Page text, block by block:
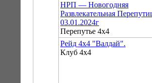
НРП — Новогодняя
Развлекательная
03.01.2024г
Перепутье 4х4
Рейд 4х4 "Валдай".
Клуб 4х4